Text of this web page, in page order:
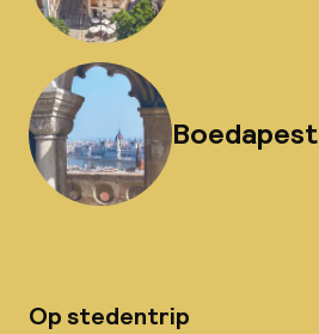
Boedapest
Op stedentrip